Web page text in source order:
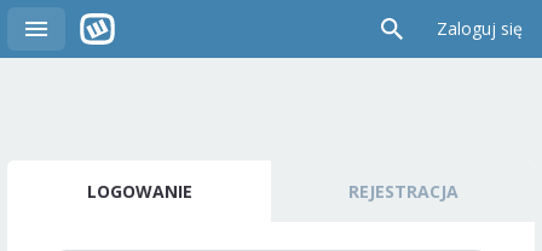
Zaloguj się
LOGOWANIE REJESTRACJA